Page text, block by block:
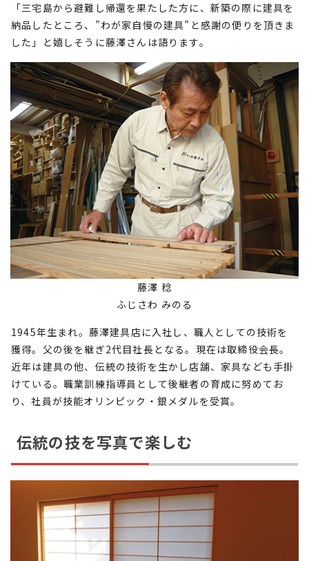
「三宅島から避難し帰還を果たした方に、新築の際に建具を
納品したところ、”わが家自慢の建具”と感謝の便りを頂きま
した」と嬉しそうに藤澤さんは語ります。
藤澤 稔
ふじさわ みのる
1945年生まれ。藤澤建具店に入社し、職人としての技術を
獲得。父の後を継ぎ2代目社長となる。現在は取締役会長。
近年は建具の他、伝統の技術を生かし店舗、家具なども手掛
けている。職業訓練指導員として後継者の育成に努めてお
り、社員が技能オリンピック・銀メダルを受賞。
伝統の技を写真で楽しむ